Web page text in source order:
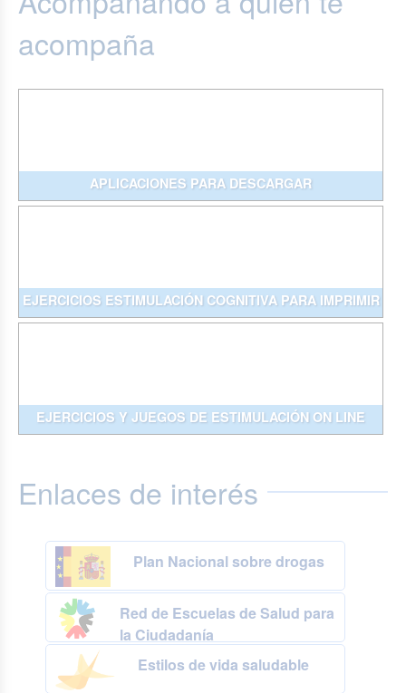
acompaña
APLICACIONES PARA DESCARGAR
EJERCICIOS ESTIMULACIÓN COGNITIVA PARA IMPRIMIR
EJERCICIOS Y JUEGOS DE ESTIMULACIÓN ON LINE
Enlaces de interés
Plan Nacional sobre drogas
Red de Escuelas de Salud para
la Ciudadanía
Estilos de vida saludable